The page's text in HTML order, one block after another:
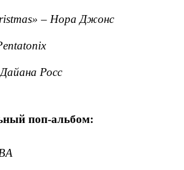
– Нора Джонс
Росс
поп-альбом: